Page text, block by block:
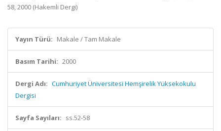
58, 2000 (Hakemli Dergi)
Yayın Türü: Makale / Tam Makale
Basım Tarihi: 2000
Dergi Adı: Cumhuriyet Üniversitesi Hemşirelik Yüksekokulu
Dergisi
Sayfa Sayıları: ss.52-58